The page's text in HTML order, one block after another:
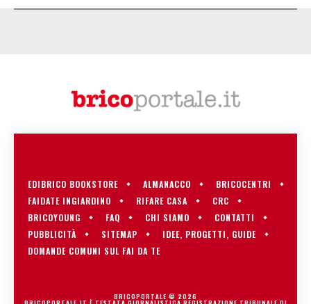
EDIBRICO BOOKSTORE ALMANACCO
BRICOCENTRI
FAIDATE INGIARDINO
RIFARE CASA
CRC
BRICOYOUNG
FAQ CHI SIAMO
CONTATTI
PUBBLICITÀ
SITEMAP
IDEE, PROGETTI, GUIDE
DOMANDE COMUNI SUL FAI DA TE
BRICOPORTALE © 2026